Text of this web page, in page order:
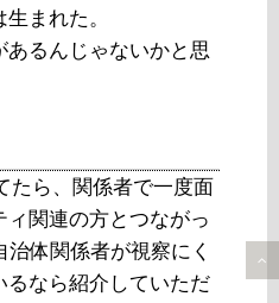
まれた。
るんじゃないかと思
たら、関係者で一度面
関連の方とつながっ
体関係者が視察にく
るなら紹介していただ